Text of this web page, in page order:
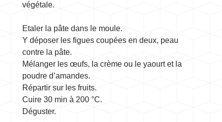
végétale.
Etaler la pâte dans le moule.
Y déposer les figues coupées en deux, peau
contre la pâte.
Mélanger les œufs, la crème ou le yaourt et la
poudre d’amandes.
Répartir sur les fruits.
Cuire 30 min à 200 °C.
Déguster.